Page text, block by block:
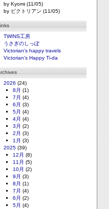
by Kyomi (11/05)
by ビクトリアン (11/05)
TWINS工房
うさぎのしっぽ
Victorian's happy travels
Victorian's Happy Ti-da
2026 (24)
8月 (1)
7月 (4)
6月 (3)
5月 (4)
4月 (4)
3月 (2)
2月 (3)
1月 (3)
2025 (39)
12月 (8)
11月 (5)
10月 (2)
9月 (3)
8月 (1)
7月 (4)
6月 (2)
5月 (4)